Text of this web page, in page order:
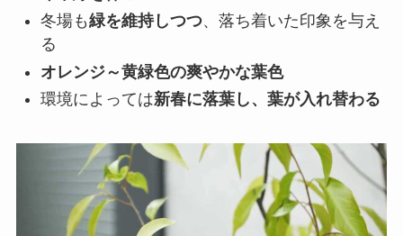
冬場も緑を維持しつつ、落ち着いた印象を与え
る
オレンジ～黄緑色の爽やかな葉色
環境によっては新春に落葉し、葉が入れ替わる